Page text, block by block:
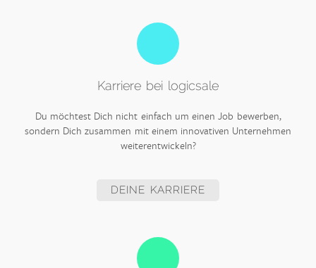
Karriere bei logicsale
Du möchtest Dich nicht einfach um einen Job bewerben,
sondern Dich zusammen mit einem innovativen Unternehmen
weiterentwickeln?
DEINE KARRIERE